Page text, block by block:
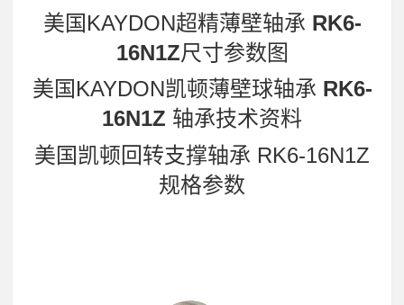
美国KAYDON超精薄壁轴承 RK6-
16N1Z尺寸参数图
美国KAYDON凯顿薄壁球轴承 RK6-
16N1Z 轴承技术资料
美国凯顿回转支撑轴承 RK6-16N1Z
规格参数